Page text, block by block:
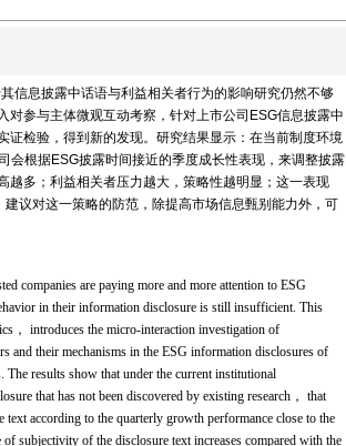
信息披露中话语与利益相关者行为的影响研究仍然不够
参与主体微观互动考察，针对上市公司ESG信息披露中
检验，得到新的发现。研究结果显示：在当前制度环境
会根据ESG披露时间接近的季度成长性表现，来调整披露
多；利益相关者压力越大，策略性越明显；这一表现
议对这一策略的防范，除提高市场信息甄别能力外，可
companies are paying more and more attention to ESG
in their information disclosure is still insufficient. This
， introduces the micro-interaction investigation of
and their mechanisms in the ESG information disclosures of
results show that under the current institutional
that has not been discovered by existing research， that
according to the quarterly growth performance close to the
subjectivity of the disclosure text increases compared with the